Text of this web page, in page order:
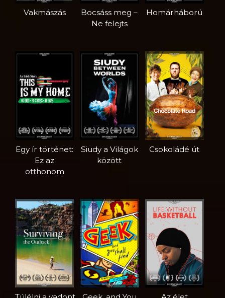
Vakmászás
Bocsáss meg –
Ne felejts
Homárháború
Egy ír történet:
Ez az
otthonom
Siudy a Világok
között
Csokoládé út